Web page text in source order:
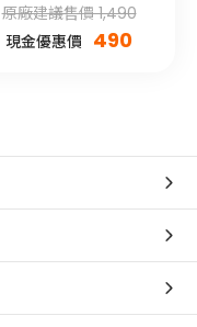
原廠建議售價 1,490
現金優惠價 490